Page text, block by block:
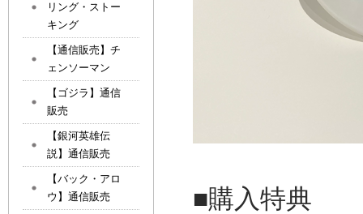
■購入特典
リング・ストー
キング
【通信販売】チ
ェンソーマン
【ゴジラ】通信
販売
【銀河英雄伝
説】通信販売
【バック・アロ
ウ】通信販売